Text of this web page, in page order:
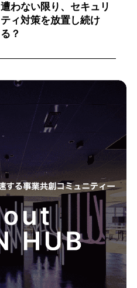
遭わない限り、セキュリ
ティ対策を放置し続け
る？